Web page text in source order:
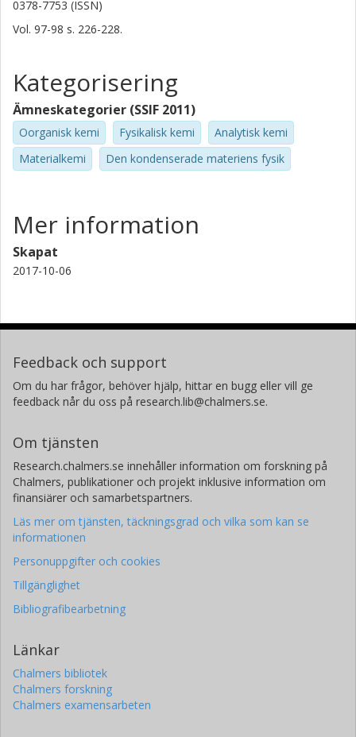
0378-7753 (ISSN)
Vol. 97-98 s. 226-228.
Kategorisering
Ämneskategorier (SSIF 2011)
Oorganisk kemi Fysikalisk kemi
Analytisk kemi
Materialkemi
Den kondenserade materiens fysik
Mer information
Skapat
2017-10-06
Feedback och support
Om du har frågor, behöver hjälp, hittar en bugg eller vill ge
feedback når du oss på research.lib@chalmers.se.
Om tjänsten
Research.chalmers.se innehåller information om forskning på
Chalmers, publikationer och projekt inklusive information om
finansiärer och samarbetspartners.
Läs mer om tjänsten, täckningsgrad och vilka som kan se
informationen
Personuppgifter och cookies
Tillgänglighet
Bibliografibearbetning
Länkar
Chalmers bibliotek
Chalmers forskning
Chalmers examensarbeten